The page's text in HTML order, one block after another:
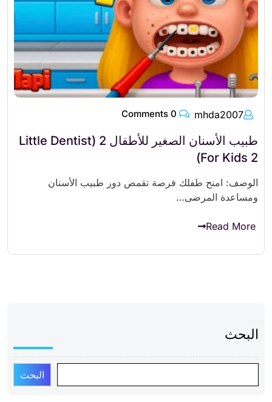
mhda2007
طبيب الأسنان الصغير للأطفال 2 (Little Dentist
For Kids 2)
الوصف: امنح طفلك فرصة تقمص دور طبيب الأسنان
ومساعدة المرضى…
Read More
البحث
البحث